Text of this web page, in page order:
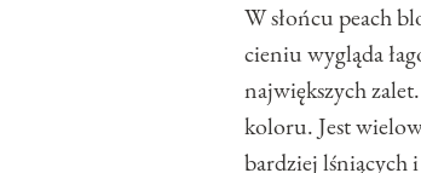
W słońcu peach
cieniu wygląda
największych
koloru. Jest
bardziej lśniących